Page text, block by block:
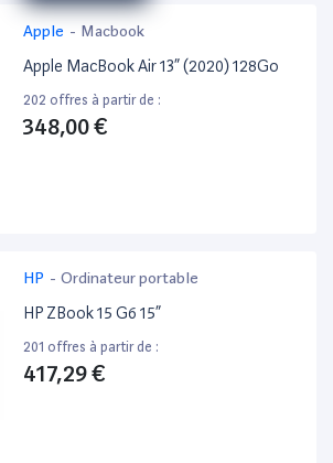
Apple - Macbook
Apple MacBook Air 13” (2020) 128Go
202 offres à partir de :
348,00 €
HP - Ordinateur portable
HP ZBook 15 G6 15”
201 offres à partir de :
417,29 €